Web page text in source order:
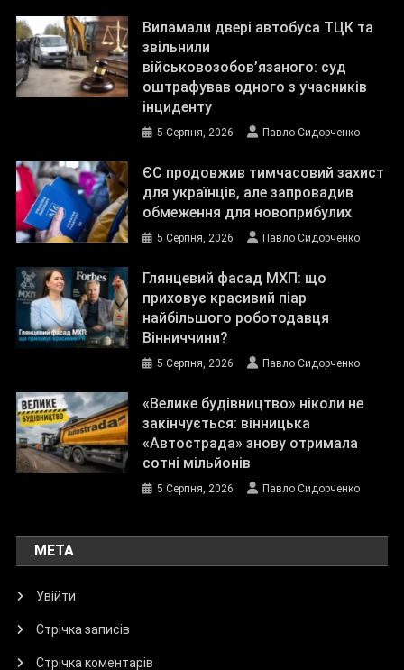
Виламали двері автобуса ТЦК та
звільнили
військовозобов’язаного: суд
оштрафував одного з учасників
інциденту
5 Серпня, 2026 Павло Сидорченко
ЄС продовжив тимчасовий захист
для українців, але запровадив
обмеження для новоприбулих
5 Серпня, 2026 Павло Сидорченко
Глянцевий фасад МХП: що
приховує красивий піар
найбільшого роботодавця
Вінниччини?
5 Серпня, 2026 Павло Сидорченко
«Велике будівництво» ніколи не
закінчується: вінницька
«Автострада» знову отримала
сотні мільйонів
5 Серпня, 2026 Павло Сидорченко
МЕТА
Увійти
Стрічка записів
Стрічка коментарів